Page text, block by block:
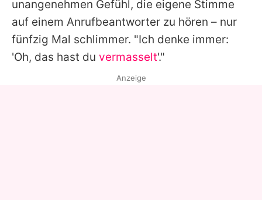
unangenehmen Gefühl, die eigene Stimme
auf einem Anrufbeantworter zu hören – nur
fünfzig Mal schlimmer. "Ich denke immer:
'Oh, das hast du vermasselt'."
Anzeige